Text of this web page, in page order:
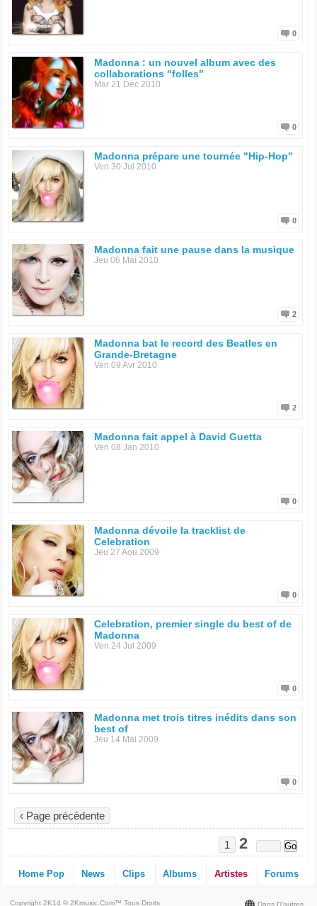
0
Madonna : un nouvel album avec des
collaborations "folles"
Mar 21 Dec 2010
0
Madonna prépare une tournée "Hip-Hop"
Ven 30 Jul 2010
0
Madonna fait une pause dans la musique
Jeu 06 Mai 2010
2
Madonna bat le record des Beatles en
Grande-Bretagne
Ven 09 Avr 2010
2
Madonna fait appel à David Guetta
Ven 08 Jan 2010
0
Madonna dévoile la tracklist de
Celebration
Jeu 27 Aou 2009
0
Celebration, premier single du best of de
Madonna
Ven 24 Jul 2009
0
Madonna met trois titres inédits dans son
best of
Jeu 14 Mai 2009
0
‹ Page précédente
1 2
Home Pop News Clips Albums Artistes Forums
Dans D'autres
Copyright 2K14 © 2Kmusic.com™Tous Droits